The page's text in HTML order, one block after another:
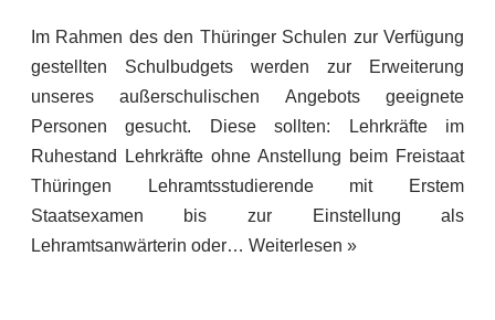
Im Rahmen des den Thüringer Schulen zur Verfügung
gestellten Schulbudgets werden zur Erweiterung
unseres außerschulischen Angebots geeignete
Personen gesucht. Diese sollten: Lehrkräfte im
Ruhestand Lehrkräfte ohne Anstellung beim Freistaat
Thüringen Lehramtsstudierende mit Erstem
Staatsexamen bis zur Einstellung als
Lehramtsanwärterin oder… Weiterlesen »